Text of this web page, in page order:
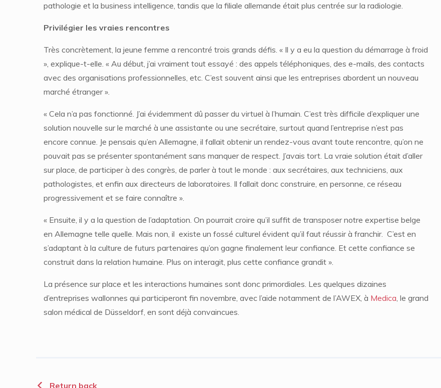
pathologie et la business intelligence, tandis que la filiale allemande était plus centrée sur la radiologie.
Privilégier les vraies rencontres
Très concrètement, la jeune femme a rencontré trois grands défis. « Il y a eu la question du démarrage à froid
», explique-t-elle. « Au début, j’ai vraiment tout essayé : des appels téléphoniques, des e-mails, des contacts
avec des organisations professionnelles, etc. C’est souvent ainsi que les entreprises abordent un nouveau
marché étranger ».
« Cela n’a pas fonctionné. J’ai évidemment dû passer du virtuel à l’humain. C’est très difficile d’expliquer une
solution nouvelle sur le marché à une assistante ou une secrétaire, surtout quand l’entreprise n’est pas
encore connue. Je pensais qu’en Allemagne, il fallait obtenir un rendez-vous avant toute rencontre, qu’on ne
pouvait pas se présenter spontanément sans manquer de respect. J’avais tort. La vraie solution était d’aller
sur place, de participer à des congrès, de parler à tout le monde : aux secrétaires, aux techniciens, aux
pathologistes, et enfin aux directeurs de laboratoires. Il fallait donc construire, en personne, ce réseau
progressivement et se faire connaître ».
« Ensuite, il y a la question de l’adaptation. On pourrait croire qu’il suffit de transposer notre expertise belge
en Allemagne telle quelle. Mais non, il existe un fossé culturel évident qu’il faut réussir à franchir. C’est en
s’adaptant à la culture de futurs partenaires qu’on gagne finalement leur confiance. Et cette confiance se
construit dans la relation humaine. Plus on interagit, plus cette confiance grandit ».
La présence sur place et les interactions humaines sont donc primordiales. Les quelques dizaines
d’entreprises wallonnes qui participeront fin novembre, avec l’aide notamment de l’AWEX, à Medica, le grand
salon médical de Düsseldorf, en sont déjà convaincues.
Return back